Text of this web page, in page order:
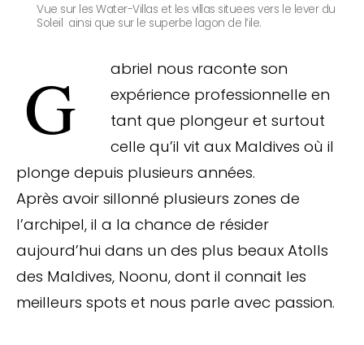
Vue sur les Water-Villas et les villas situees vers le lever du
Soleil ainsi que sur le superbe lagon de l’ile.
Gabriel nous raconte son
expérience professionnelle en
tant que plongeur et surtout
celle qu’il vit aux Maldives où il
plonge depuis plusieurs années.
Après avoir sillonné plusieurs zones de
l’archipel, il a la chance de résider
aujourd’hui dans un des plus beaux Atolls
des Maldives, Noonu, dont il connait les
meilleurs spots et nous parle avec passion.